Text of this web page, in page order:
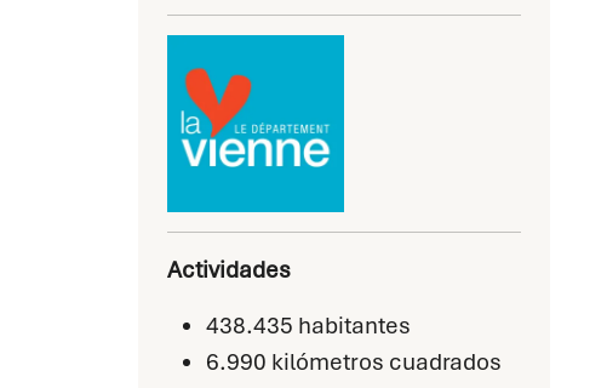
Actividades
438.435 habitantes
6.990 kilómetros cuadrados